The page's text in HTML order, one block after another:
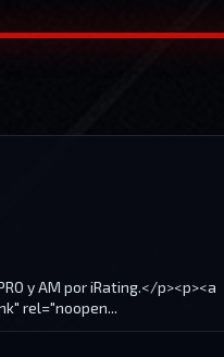
y AM por iRating.</p><p><a
rel="noopen...